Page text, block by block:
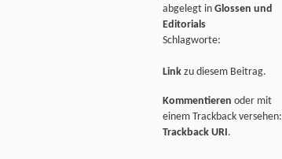
abgelegt in Glossen und
Editorials
Schlagworte:
Link zu diesem Beitrag.
Kommentieren oder mit
einem Trackback versehen:
Trackback URI.